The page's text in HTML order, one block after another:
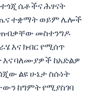
ሴቶችና ሕፃናት
ተቋማት ወይም ሌሎች
መስተንግዶ
እና ክብር የሚሰጥ
ባለሙያዎች ከአድልዎ
ልዩ ሁኔታ ስሱነት
ከግምት የሚያስገባ